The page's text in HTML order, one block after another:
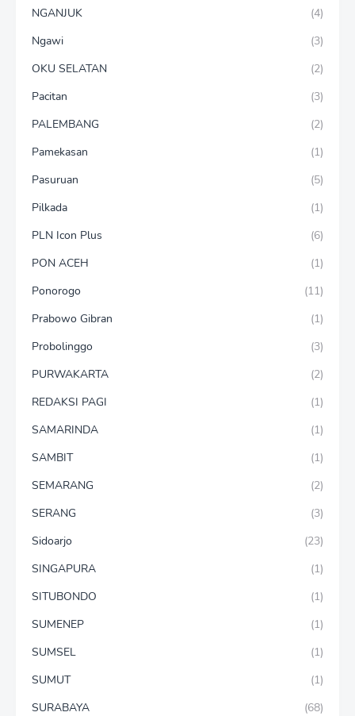
NGANJUK
(4)
Ngawi
(3)
OKU SELATAN
(2)
Pacitan
(3)
PALEMBANG
(2)
Pamekasan
(1)
Pasuruan
(5)
Pilkada
(1)
PLN Icon Plus
(6)
PON ACEH
(1)
Ponorogo
(11)
Prabowo Gibran
(1)
Probolinggo
(3)
PURWAKARTA
(2)
REDAKSI PAGI
(1)
SAMARINDA
(1)
SAMBIT
(1)
SEMARANG
(2)
SERANG
(3)
Sidoarjo
(23)
SINGAPURA
(1)
SITUBONDO
(1)
SUMENEP
(1)
SUMSEL
(1)
SUMUT
(1)
SURABAYA
(68)